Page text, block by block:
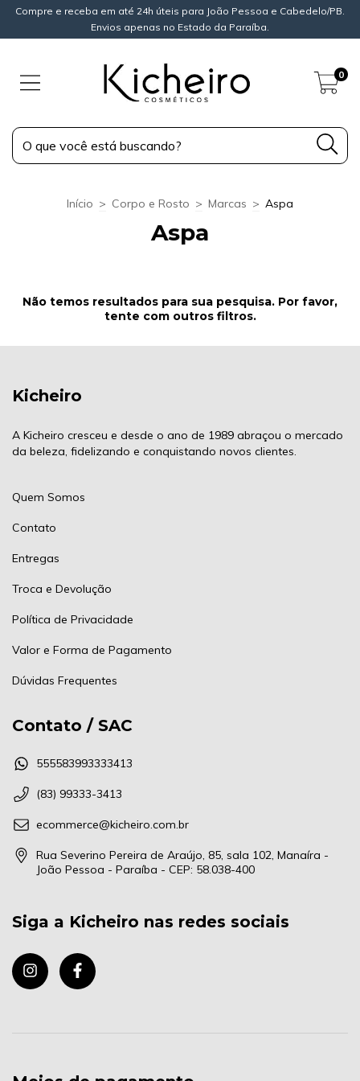
Compre e receba em até 24h úteis para João Pessoa e Cabedelo/PB.
Envios apenas no Estado da Paraíba.
0
Início > Corpo e Rosto > Marcas > Aspa
Aspa
Não temos resultados para sua pesquisa. Por favor,
tente com outros filtros.
Kicheiro
A Kicheiro cresceu e desde o ano de 1989 abraçou o mercado
da beleza, fidelizando e conquistando novos clientes.
Quem Somos
Contato
Entregas
Troca e Devolução
Política de Privacidade
Valor e Forma de Pagamento
Dúvidas Frequentes
Contato / SAC
555583993333413
(83) 99333-3413
ecommerce@kicheiro.com.br
Rua Severino Pereira de Araújo, 85, sala 102, Manaíra -
João Pessoa - Paraíba - CEP: 58.038-400
Siga a Kicheiro nas redes sociais